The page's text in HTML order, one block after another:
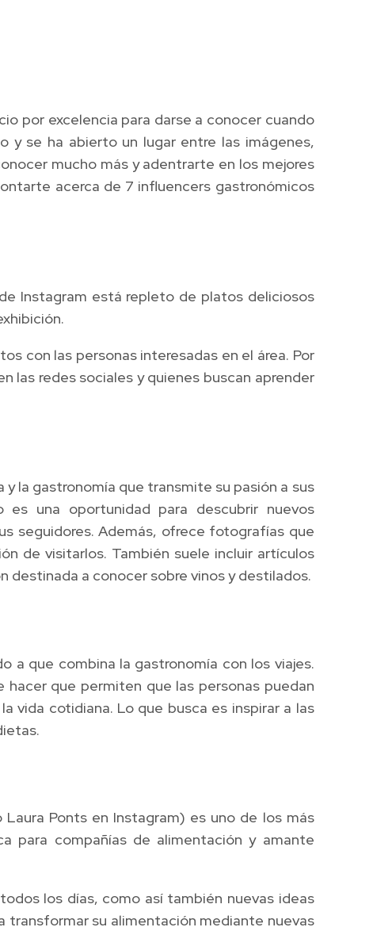
por excelencia para darse a conocer cuando
y se ha abierto un lugar entre las imágenes,
mucho más y adentrarte en los mejores
acerca de 7 influencers gastronómicos
Instagram está repleto de platos deliciosos
con las personas interesadas en el área. Por
las redes sociales y quienes buscan aprender
la gastronomía que transmite su pasión a sus
una oportunidad para descubrir nuevos
seguidores. Además, ofrece fotografías que
de visitarlos. También suele incluir artículos
destinada a conocer sobre vinos y destilados.
a que combina la gastronomía con los viajes.
que permiten que las personas puedan
vida cotidiana. Lo que busca es inspirar a las
Ponts en Instagram) es uno de los más
para compañías de alimentación y amante
los días, como así también nuevas ideas
transformar su alimentación mediante nuevas